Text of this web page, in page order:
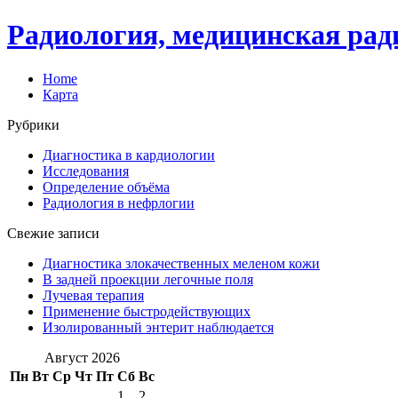
Радиология, медицинская
Home
Карта
Рубрики
Диагностика в кардиологии
Исследования
Определение объёма
Радиология в нефрлогии
Свежие записи
Диагностика злокачественных меленом кожи
В задней проекции легочные поля
Лучевая терапия
Применение быстродействующих
Изолированный энтерит наблюдается
Август 2026
Пн Вт Ср Чт Пт Сб Вс